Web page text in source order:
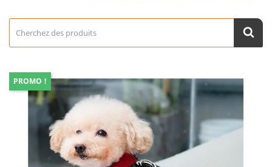
PROMO !